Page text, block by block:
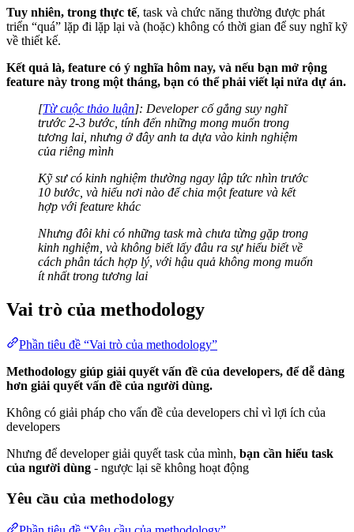
Tuy nhiên, trong thực tế, task và chức năng thường được phát
triển “quá” lặp đi lặp lại và (hoặc) không có thời gian để suy nghĩ kỹ
về thiết kế.
Kết quả là, feature có ý nghĩa hôm nay, và nếu bạn mở rộng
feature này trong một tháng, bạn có thể phải viết lại nửa dự án.
[Từ cuộc thảo luận]: Developer cố gắng suy nghĩ
trước 2-3 bước, tính đến những mong muốn trong
tương lai, nhưng ở đây anh ta dựa vào kinh nghiệm
của riêng mình
Kỹ sư có kinh nghiệm thường ngay lập tức nhìn trước
10 bước, và hiểu nơi nào để chia một feature và kết
hợp với feature khác
Nhưng đôi khi có những task mà chưa từng gặp trong
kinh nghiệm, và không biết lấy đâu ra sự hiểu biết về
cách phân tách hợp lý, với hậu quả không mong muốn
ít nhất trong tương lai
Vai trò của methodology
Phần tiêu đề “Vai trò của methodology”
Methodology giúp giải quyết vấn đề của developers, để dễ dàng
hơn giải quyết vấn đề của người dùng.
Không có giải pháp cho vấn đề của developers chỉ vì lợi ích của
developers
Nhưng để developer giải quyết task của mình, bạn cần hiểu task
của người dùng - ngược lại sẽ không hoạt động
Yêu cầu của methodology